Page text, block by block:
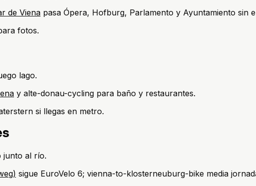
de Viena pasa Ópera, Hofburg, Parlamento y Ayuntamiento sin
fotos.
lago.
y alte-donau-cycling para baño y restaurantes.
si llegas en metro.
junto al río.
sigue EuroVelo 6; vienna-to-klosterneuburg-bike media